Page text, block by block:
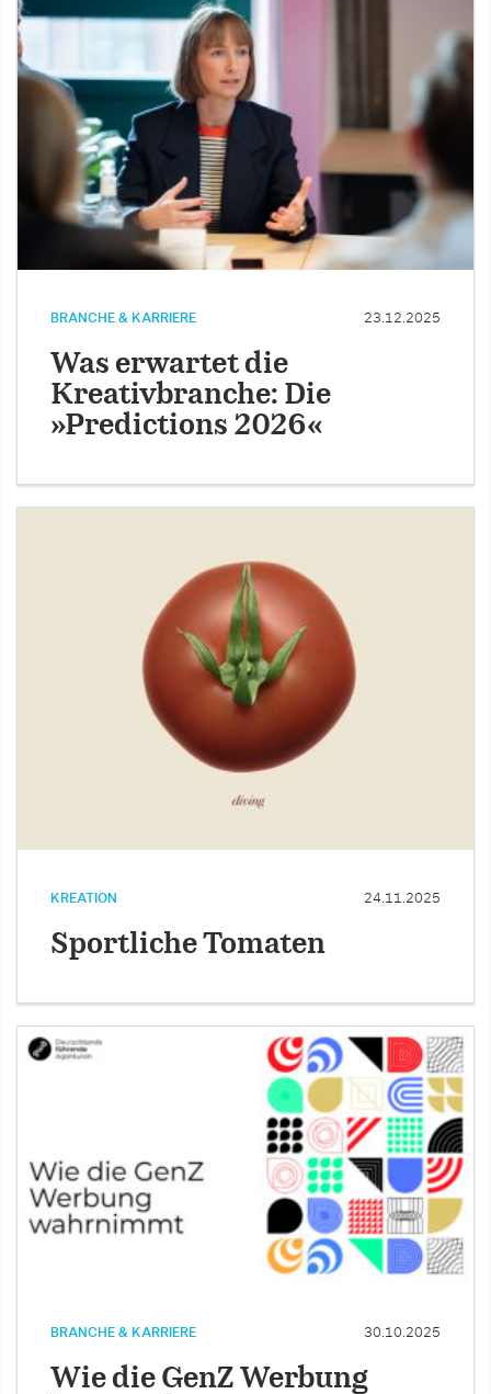
BRANCHE & KARRIERE 23.12.2025
Was erwartet die
Kreativbranche: Die
»Predictions 2026«
KREATION 24.11.2025
Sportliche Tomaten
BRANCHE & KARRIERE 30.10.2025
Wie die GenZ Werbung